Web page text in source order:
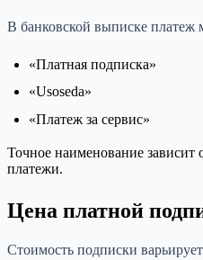
В банковской выписке платеж
«Платная подписка»
«Usoseda»
«Платеж за сервис»
Точное наименование зависит
платежи.
Цена платной
Стоимость подписки